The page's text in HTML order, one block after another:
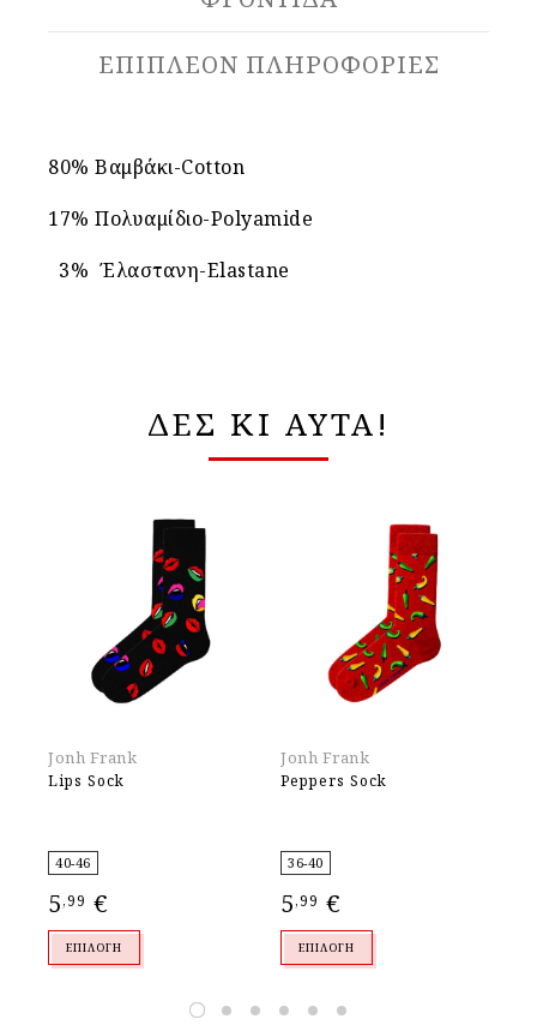
ΕΠΙΠΛΈΟΝ ΠΛΗΡΟΦΟΡΊΕΣ
80% Βαμβάκι-Cotton
17% Πολυαμίδιο-Polyamide
3% Έλαστανη-Elastane
ΔΕΣ ΚΙ ΑΥΤΑ!
Jonh Frank
Lips Sock
40-46
5,99 €
ΕΠΙΛΟΓΉ
Jonh Frank
Peppers Sock
36-40
5,99 €
ΕΠΙΛΟΓΉ